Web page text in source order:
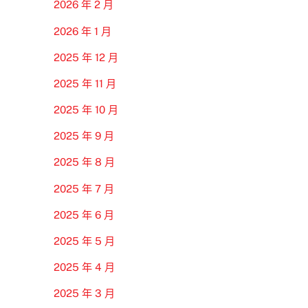
2026 年 2 月
2026 年 1 月
2025 年 12 月
2025 年 11 月
2025 年 10 月
2025 年 9 月
2025 年 8 月
2025 年 7 月
2025 年 6 月
2025 年 5 月
2025 年 4 月
2025 年 3 月